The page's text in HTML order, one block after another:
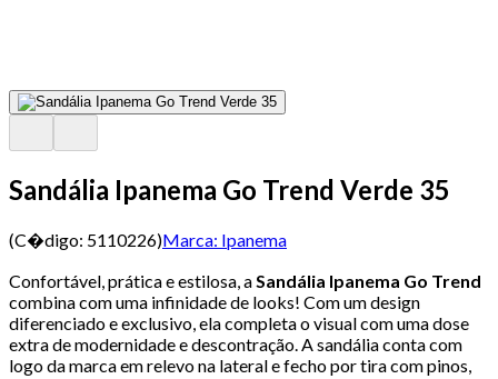
Sandália Ipanema Go Trend Verde 35
(C�digo: 5110226)Marca: Ipanema
Confortável, prática e estilosa, aSandália Ipanema Go Trend
combina com uma infinidade de looks! Com um design
diferenciado e exclusivo, ela completa o visual com uma dose
extra de modernidade e descontração. A sandália conta com
logo da marca em relevo na lateral e fecho por tira com pinos,